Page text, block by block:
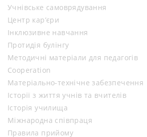
Учнівське самоврядування
Центр кар’єри
Інклюзивне навчання
Протидія булінгу
Методичні матеріали для педагогів
Cooperation
Матеріально-технічне забезпечення
Історії з життя учнів та вчителів
Історія училища
Міжнародна співпраця
Правила прийому